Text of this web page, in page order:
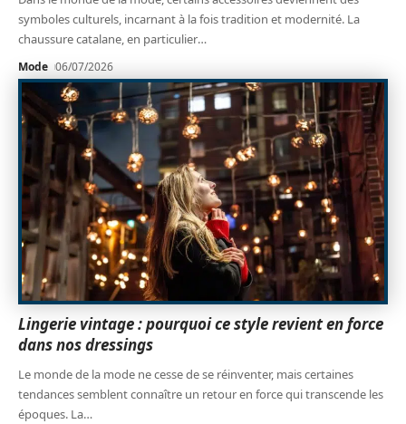
symboles culturels, incarnant à la fois tradition et modernité. La
chaussure catalane, en particulier…
Mode 06/07/2026
Lingerie vintage : pourquoi ce style revient en force
dans nos dressings
Le monde de la mode ne cesse de se réinventer, mais certaines
tendances semblent connaître un retour en force qui transcende les
époques. La…